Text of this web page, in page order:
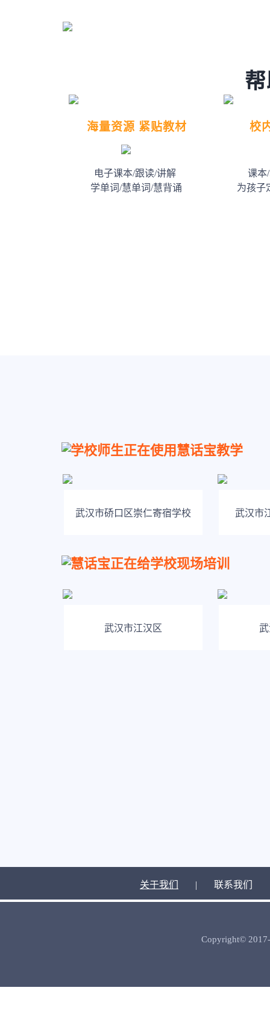
海量资源 紧贴教材
电子课本/跟读/讲解
学单词/慧单词/慧背诵
校
课本
为孩子
学校师生正在使用慧话宝教学
武汉市硚口区崇仁寄宿学校 武汉市
慧话宝正在给学校现场培训
武汉市江汉区
关于我们 | 联系我们
Copyright©